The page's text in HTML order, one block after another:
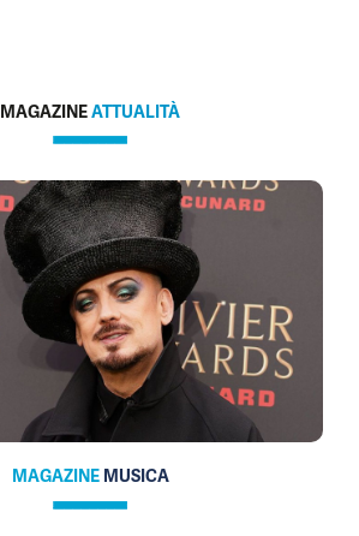
MAGAZINEATTUALITÀ
MAGAZINE MUSICA